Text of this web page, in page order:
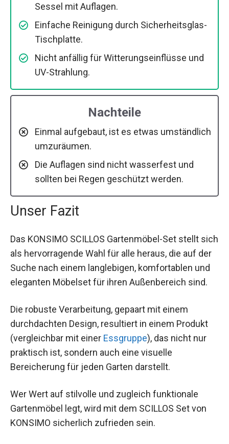
Sessel mit Auflagen.
Einfache Reinigung durch Sicherheitsglas-
Tischplatte.
Nicht anfällig für Witterungseinflüsse und
UV-Strahlung.
Nachteile
Einmal aufgebaut, ist es etwas umständlich
umzuräumen.
Die Auflagen sind nicht wasserfest und
sollten bei Regen geschützt werden.
Unser Fazit
Das KONSIMO SCILLOS Gartenmöbel-Set stellt sich
als hervorragende Wahl für alle heraus, die auf der
Suche nach einem langlebigen, komfortablen und
eleganten Möbelset für ihren Außenbereich sind.
Die robuste Verarbeitung, gepaart mit einem
durchdachten Design, resultiert in einem Produkt
(vergleichbar mit einer Essgruppe), das nicht nur
praktisch ist, sondern auch eine visuelle
Bereicherung für jeden Garten darstellt.
Wer Wert auf stilvolle und zugleich funktionale
Gartenmöbel legt, wird mit dem SCILLOS Set von
KONSIMO sicherlich zufrieden sein.